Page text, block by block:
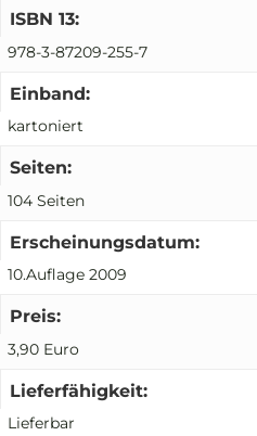
ISBN 13:
978-3-87209-255-7
Einband:
kartoniert
Seiten:
104 Seiten
Erscheinungsdatum:
10.Auflage 2009
Preis:
3,90 Euro
Lieferfähigkeit:
Lieferbar